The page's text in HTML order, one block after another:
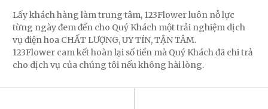
Lấy khách hàng làm trung tâm, 123Flower luôn nỗ lực
từng ngày đem đến cho Quý Khách một trải nghiệm dịch
vụ điện hoa CHẤT LƯỢNG, UY TÍN, TẬN TÂM.
123Flower cam kết hoàn lại số tiền mà Quý Khách đã chi trả
cho dịch vụ của chúng tôi nếu không hài lòng.